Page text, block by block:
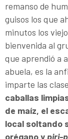
remanso de
guisos los que
minutos los
bienvenida al
que aprendió a
abuela, es la
imparte las
caballas
de maíz, el
local soltando
orégano ypiri-